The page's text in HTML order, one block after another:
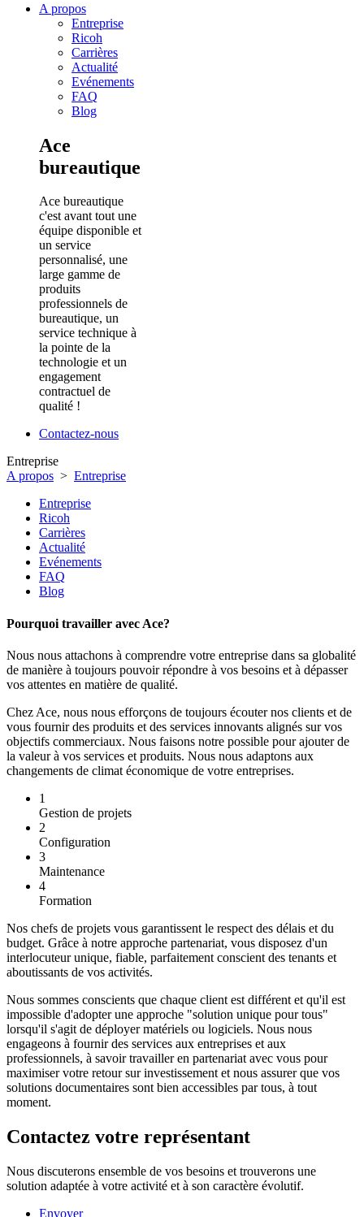
A propos
Entreprise
Ricoh
Carrières
Actualité
Evénements
FAQ
Blog
Ace
bureautique
Ace bureautique
c'est avant tout une
équipe disponible et
un service
personnalisé, une
large gamme de
produits
professionnels de
bureautique, un
service technique à
la pointe de la
technologie et un
engagement
contractuel de
qualité !
Contactez-nous
Entreprise
A propos > Entreprise
Entreprise
Ricoh
Carrières
Actualité
Evénements
FAQ
Blog
Pourquoi travailler avec Ace?
Nous nous attachons à comprendre votre entreprise dans sa globalité
de manière à toujours pouvoir répondre à vos besoins et à dépasser
vos attentes en matière de qualité.
Chez Ace, nous nous efforçons de toujours écouter nos clients et de
vous fournir des produits et des services innovants alignés sur vos
objectifs commerciaux. Nous faisons notre possible pour ajouter de
la valeur à vos services et produits. Nous nous adaptons aux
changements de climat économique de votre entreprises.
1
Gestion de projets
2
Configuration
3
Maintenance
4
Formation
Nos chefs de projets vous garantissent le respect des délais et du
budget. Grâce à notre approche partenariat, vous disposez d'un
interlocuteur unique, fiable, parfaitement conscient des tenants et
aboutissants de vos activités.
Nous sommes conscients que chaque client est différent et qu'il est
impossible d'adopter une approche "solution unique pour tous"
lorsqu'il s'agit de déployer matériels ou logiciels. Nous nous
engageons à fournir des services aux entreprises et aux
professionnels, à savoir travailler en partenariat avec vous pour
maximiser votre retour sur investissement et nous assurer que vos
solutions documentaires sont bien accessibles par tous, à tout
moment.
Contactez votre représentant
Nous discuterons ensemble de vos besoins et trouverons une
solution adaptée à votre activité et à son caractère évolutif.
Envoyer